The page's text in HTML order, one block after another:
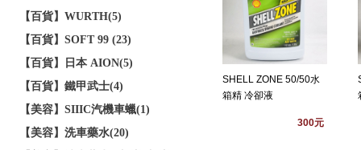
【百貨】WURTH(5)
【百貨】SOFT 99 (23)
【百貨】日本 AION(5)
【百貨】鐵甲武士(4)
【美容】SIIIC汽機車蠟(1)
【美容】洗車藥水(20)
SHELL ZONE 50/50水
箱精 冷卻液
300元